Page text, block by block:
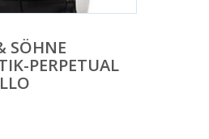
SÖHNE
PERPETUAL